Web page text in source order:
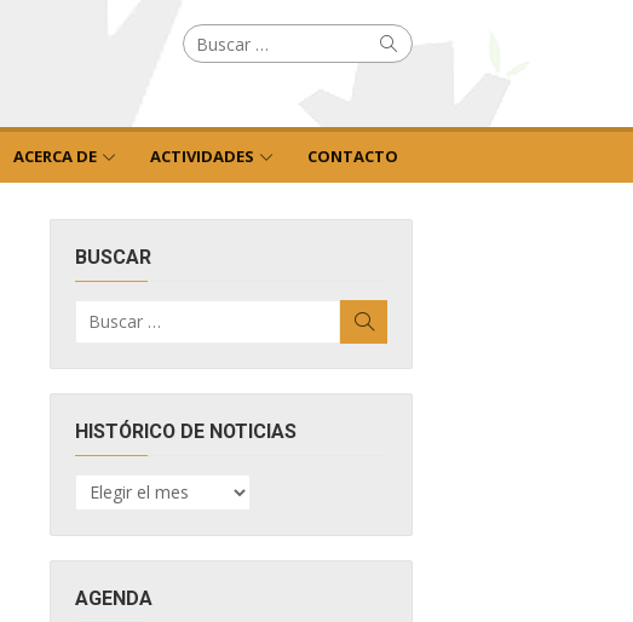
Buscar
por: Buscar
ACERCA DE ACTIVIDADES CONTACTO
BUSCAR
por:
HISTÓRICO DE NOTICIAS
HISTÓRICO
DE
AGENDA